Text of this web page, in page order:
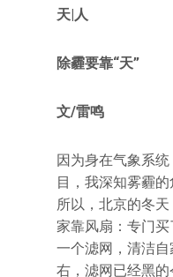
天|人
除霾要靠“天”
文/雷鸣
因为身在气象系
目，我深知雾霾的
所以，北京的冬
家靠风扇：专门
一个滤网，清洁
右，滤网已经黑